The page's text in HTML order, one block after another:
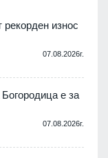
износ
07.08.2026г.
е за
07.08.2026г.